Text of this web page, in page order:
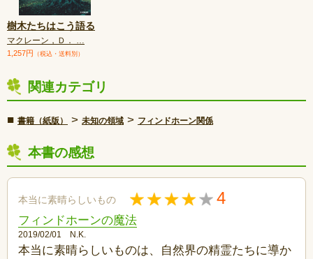
樹木たちはこう語る
マクレーン，Ｄ． …
1,257円 （税込・送料別）
関連カテゴリ
■ 書籍（紙版） > 未知の領域 > フィンドホーン関係
本書の感想
本当に素晴らしいもの 4
フィンドホーンの魔法
2019/02/01 N.K.
本当に素晴らしいものは、自然界の精霊たちに導か